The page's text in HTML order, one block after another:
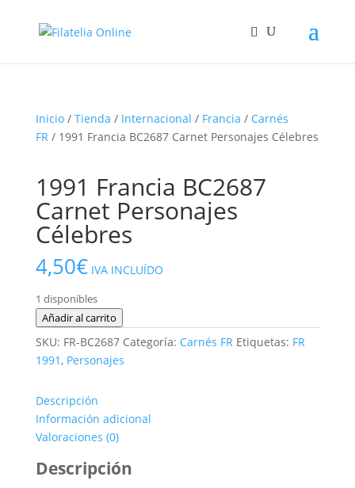
Inicio/ Tienda / Internacional / Francia / Carnés
FR/ 1991 Francia BC2687 Carnet Personajes Célebres
1991 Francia BC2687
Carnet Personajes
Célebres
4,50€ IVA INCLUÍDO
1 disponibles
1991
Francia
BC2687
Célebres
cantidad
Añadir al carrito
SKU: FR-BC2687 Categoría: Carnés FR Etiquetas: FR
1991, Personajes
Descripción
Información adicional
Valoraciones (0)
Descripción